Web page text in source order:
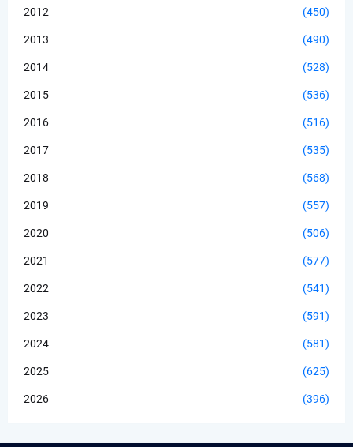
2012 (450)
2013 (490)
2014 (528)
2015 (536)
2016 (516)
2017 (535)
2018 (568)
2019 (557)
2020 (506)
2021 (577)
2022 (541)
2023 (591)
2024 (581)
2025 (625)
2026 (396)